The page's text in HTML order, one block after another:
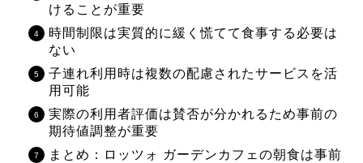
けることが重要
時間制限は実質的に緩く慌てて食事する必要は
ない
子連れ利用時は複数の配慮されたサービスを活
用可能
実際の利用者評価は賛否が分かれるため事前の
期待値調整が重要
まとめ：ロッツォ ガーデンカフェの朝食は事前